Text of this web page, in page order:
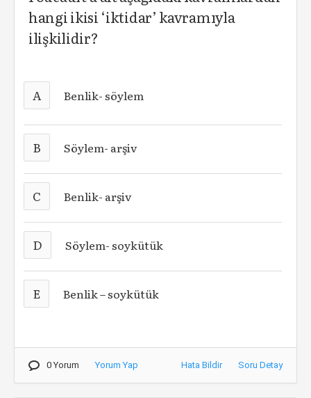
hangi ikisi ‘iktidar’ kavramıyla
ilişkilidir?
A Benlik- söylem
B Söylem- arşiv
C Benlik- arşiv
D Söylem- soykütük
E Benlik – soykütük
0 Yorum Yorum Yap Hata Bildir Soru Detay